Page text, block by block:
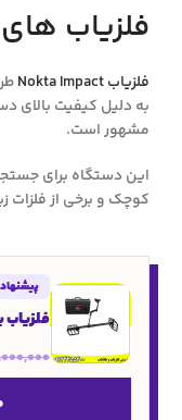
فلزیاب
فلزیاب Nokta Impact
به دلیل کیفیت بالای
مشهور است.
این دستگاه برای
کوچک و برخی از فلزات
فلزیاب